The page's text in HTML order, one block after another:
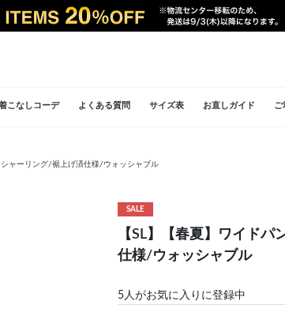
こなしコーデ よくある質問 サイズ表 お直しガイド ご
ャーリング/裾上げ済仕様/ウォッシャブル
SALE
【SL】【春夏】ワイド
仕様/ウォッシャブル
5人がお気に入りに登録中